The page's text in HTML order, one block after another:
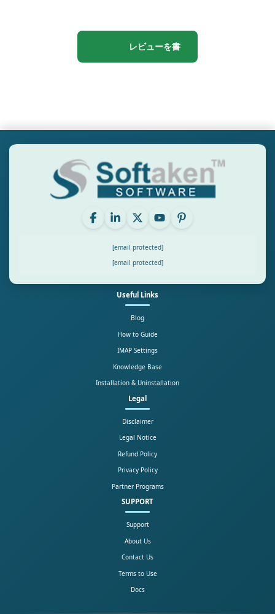
レビューを書
[email protected]
[email protected]
Useful Links
Blog
How to Guide
IMAP Settings
Knowledge Base
Installation & Uninstallation
Legal
Disclaimer
Legal Notice
Refund Policy
Privacy Policy
Partner Programs
SUPPORT
Support
About Us
Contact Us
Terms to Use
Docs